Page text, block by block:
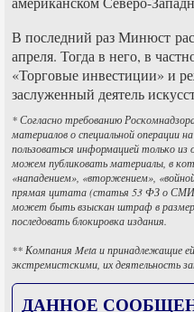
В последний раз Минюст
апреля. Тогда в него, в
«Торговые инвестиции» и
заслуженный деятель
* Согласно требованию
материалов о специальной операции
пользоваться информацией только
можем публиковать материалы, в
«нападением», «вторжением»,
прямая цитата (статья 53 ФЗ о
может быть взыскан штраф в
последовать блокировка издания.
** Компания Meta и принадлежащие
экстремистскими, их деятельность
ДАННОЕ